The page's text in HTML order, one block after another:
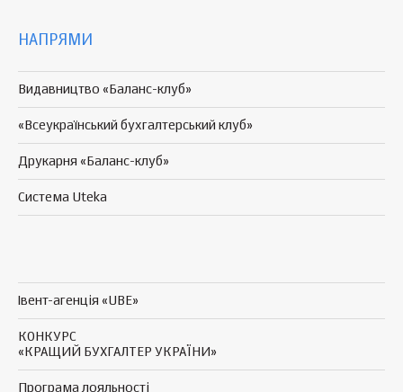
НАПРЯМИ
Видавництво «Баланс-клуб»
«Всеукраїнський бухгалтерський клуб»
Друкарня «Баланс-клуб»
Система Uteka
Івент-агенція «UBE»
КОНКУРС
«КРАЩИЙ БУХГАЛТЕР УКРАЇНИ»
Програма лояльності